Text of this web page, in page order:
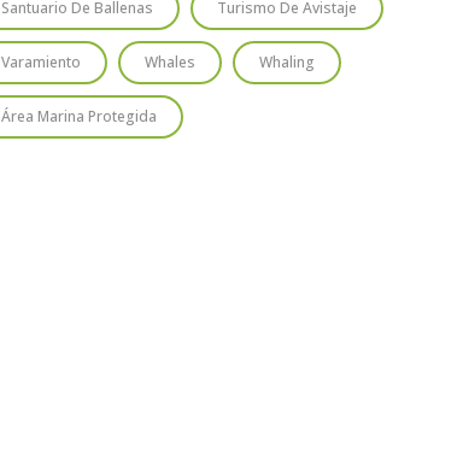
Santuario De Ballenas Turismo De Avistaje
Varamiento Whales Whaling
Área Marina Protegida